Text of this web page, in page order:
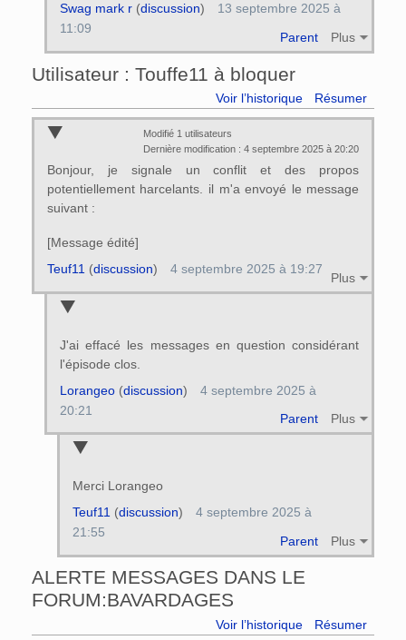
Parent Plus
Swag mark r(discussion)
13 septembre 2025 à
11:09
Utilisateur : Touffe11 à bloquer
Voir l’historique Résumer
Modifié 1 utilisateurs
Dernière modification : 4 septembre 2025 à 20:20
Bonjour, je signale un conflit et des propos
potentiellement harcelants. il m'a envoyé le message
suivant :
[Message édité]
Plus
Teuf11(discussion) 4 septembre 2025 à 19:27
J'ai effacé les messages en question considérant
l'épisode clos.
Parent Plus
Lorangeo(discussion)
4 septembre 2025 à
20:21
Merci Lorangeo
Parent Plus
Teuf11 (discussion)
4 septembre 2025 à
21:55
ALERTE MESSAGES DANS LE
FORUM:BAVARDAGES
Voir l’historique Résumer